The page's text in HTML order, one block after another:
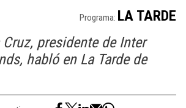
Programa: LA TARDE
presidente de Inter
habló en La Tarde de